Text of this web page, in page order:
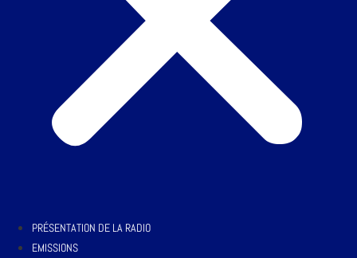
PRÉSENTATION DE LA RADIO
EMISSIONS